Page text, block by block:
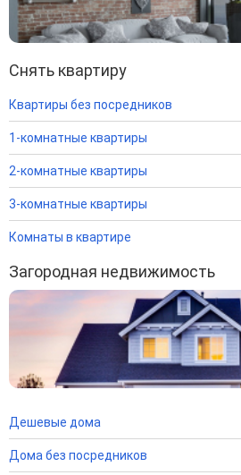
Снять квартиру
Квартиры без посредников
1-комнатные квартиры
2-комнатные квартиры
3-комнатные квартиры
Комнаты в квартире
Загородная недвижимость
Дешевые дома
Дома без посредников